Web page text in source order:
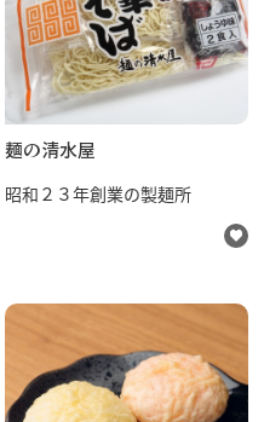
麺の清水屋
昭和２３年創業の製麺所